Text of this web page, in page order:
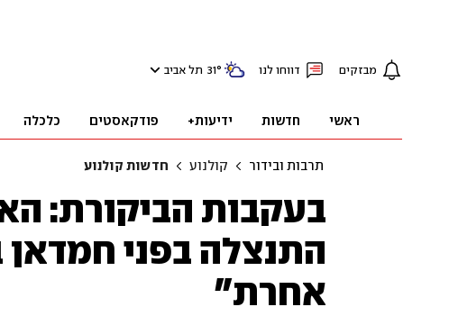
מבזקים דווחו לנו 31° תל אביב
ראשי חדשות ידיעות+ פודקאסטים כלכלה
תרבות ובידור קולנוע חדשות קולנוע
בעקבות הביקורת:
התנצלה בפני חמדאן
אחרת"